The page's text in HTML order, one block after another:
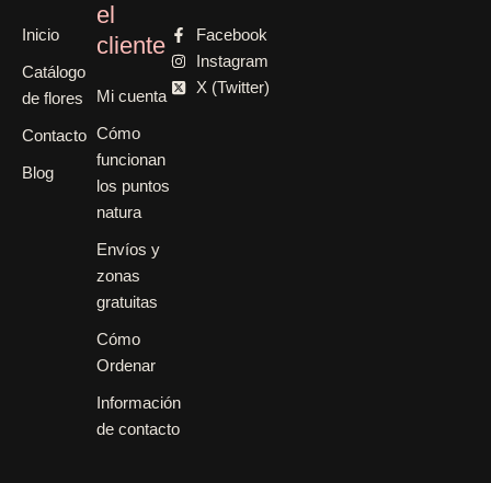
Inicio
Catálogo
de flores
Contacto
Blog
el
cliente
Mi cuenta
Cómo
funcionan
los puntos
natura
Envíos y
zonas
gratuitas
Cómo
Ordenar
Información
de contacto
Facebook
Instagram
X (Twitter)